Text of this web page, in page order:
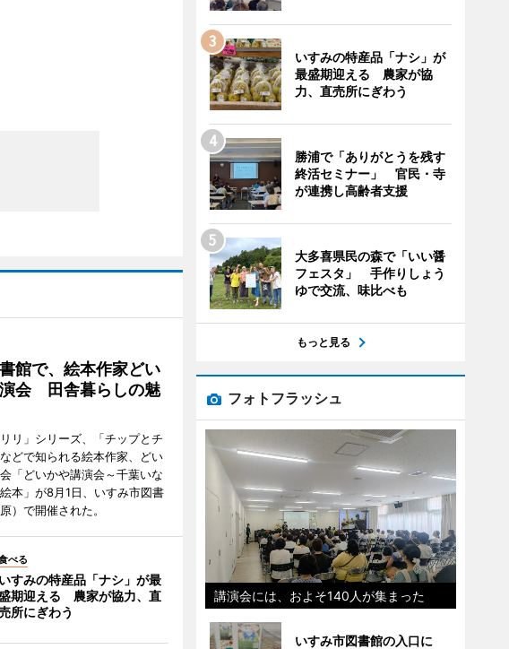
館で、絵本作家どい
会 田舎暮らしの魅
リ」シリーズ、「チップとチ
どで知られる絵本作家、どい
「どいかや講演会～千葉いな
本」が8月1日、いすみ市図書
）で開催された。
べる
いすみの特産品「ナシ」が最
期迎える 農家が協力、直
所にぎわう
いすみの特産品「ナシ」が
最盛期迎える 農家が協
力、直売所にぎわう
勝浦で「ありがとうを残す
終活セミナー」 官民・寺
が連携し高齢者支援
大多喜県民の森で「いい醤
フェスタ」 手作りしょう
ゆで交流、味比べも
もっと見る
フォトフラッシュ
講演会には、およそ140人が集まった
いすみ市図書館の入口に